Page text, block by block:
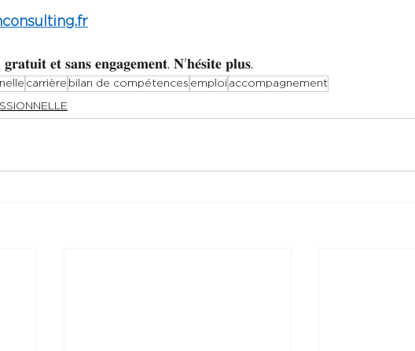
𝐞𝐭 𝐬𝐚𝐧𝐬 𝐞𝐧𝐠𝐚𝐠𝐞𝐦𝐞𝐧𝐭. 𝐍'𝐡𝐞́𝐬𝐢𝐭𝐞 𝐩𝐥𝐮𝐬.
carrière bilan de compétences emploi accompagnement